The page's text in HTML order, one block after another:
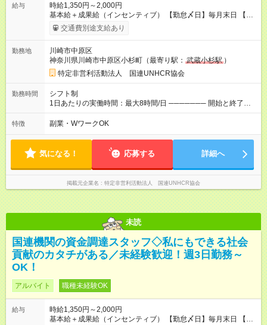
給与
時給1,350円～2,000円
基本給＋成果給（インセンティブ） 【勤怠〆日】毎月末日 【給
与支払】翌月15日 下記はモデルの月収例です。詳細は面接でご
案内します。 ────── モデル月収 ────── 【週3日／月12日
万(時給1400円～) 【週4日／月16日勤務の場合】 1年目:月収
20.5万(時給1350円～) 2年目:月収25.6万(時給1400円～) 【週5日
／月22日勤務の場合】 1年目:月収28.1万(時給1350円～) 2年目:
月収35.0万(時給1400円～) ※上記は1日8時間換算、成果給を加
算した目安金額です ◇時間外手当 ◇通勤手当 ◇健康管理補助 ◇
インフルエンザ予防接種補助 ◇成果給（個人業績／月毎）​ ◇チ
次昇給制度 ◇昇格制度 【試用期間】試用期間あり 試用期間の長
さ：1ヶ月 雇用形態、給与は本採用時と同じです。 初回は1か月
契約でトライアル期間（給与・待遇に差異なし）
交通費別途支給あり
勤務地
川崎市中原区
神奈川県川崎市中原区小杉町（最寄り駅： 武蔵小杉駅 ）
特定非営利活動法人 国連UNHCR協会
勤務時間
シフト制
1日あたりの実働時間：最大8時間/日 ─────── 開始と終了時
間 ─────── 8:00～21:00の中でシフト制 ※実働8時間（休憩
60分） ※活動場所により開始・終了時間は変動 ─────── 選
や月水金日、火水金土日など フルタイムで取り組みたい方も、
Ｗワーク希望の方も歓迎◎
特徴 副業・WワークOK
気になる！ 応募する 詳細へ
掲載元企業名 特定非営利活動法人 国連UNHCR協会
未読
国連機関の資金調達スタッフ◇私にもできる社会
貢献のカタチがある／未経験歓迎！週3日勤務～
OK！
アルバイト 職種未経験OK
給与
時給1,350円～2,000円
基本給＋成果給（インセンティブ） 【勤怠〆日】毎月末日 【給